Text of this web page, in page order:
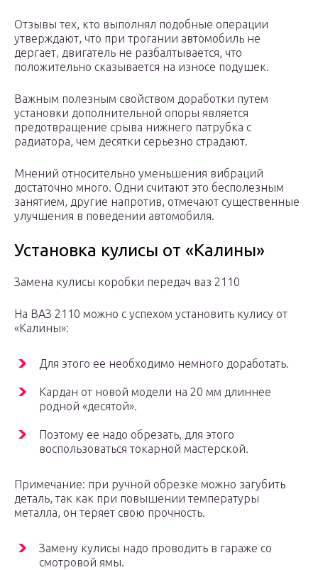
Отзывы тех, кто выполнял подобные операции
утверждают, что при трогании автомобиль не
дергает, двигатель не разбалтывается, что
положительно сказывается на износе подушек.
Важным полезным свойством доработки путем
установки дополнительной опоры является
предотвращение срыва нижнего патрубка с
радиатора, чем десятки серьезно страдают.
Мнений относительно уменьшения вибраций
достаточно много. Одни считают это бесполезным
занятием, другие напротив, отмечают существенные
улучшения в поведении автомобиля.
Установка кулисы от «Калины»
Замена кулисы коробки передач ваз 2110
На ВАЗ 2110 можно с успехом установить кулису от
«Калины»:
Для этого ее необходимо немного доработать.
Кардан от новой модели на 20 мм длиннее
родной «десятой».
Поэтому ее надо обрезать, для этого
воспользоваться токарной мастерской.
Примечание: при ручной обрезке можно загубить
деталь, так как при повышении температуры
металла, он теряет свою прочность.
Замену кулисы надо проводить в гараже со
смотровой ямы.